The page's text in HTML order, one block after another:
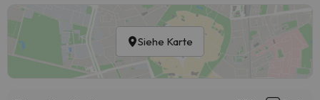
Siehe Karte